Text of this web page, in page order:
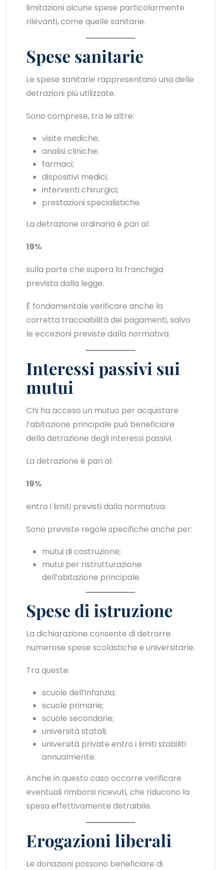
limitazioni alcune spese particolarmente
rilevanti, come quelle sanitarie.
Spese sanitarie
Le spese sanitarie rappresentano una delle
detrazioni più utilizzate.
Sono comprese, tra le altre:
visite mediche;
analisi cliniche;
farmaci;
dispositivi medici;
interventi chirurgici;
prestazioni specialistiche.
La detrazione ordinaria è pari al:
19%
sulla parte che supera la franchigia
prevista dalla legge.
È fondamentale verificare anche la
corretta tracciabilità dei pagamenti, salvo
le eccezioni previste dalla normativa.
Interessi passivi sui
mutui
Chi ha acceso un mutuo per acquistare
l’abitazione principale può beneficiare
della detrazione degli interessi passivi.
La detrazione è pari al:
19%
entro i limiti previsti dalla normativa.
Sono previste regole specifiche anche per:
mutui di costruzione;
mutui per ristrutturazione
dell’abitazione principale.
Spese di istruzione
La dichiarazione consente di detrarre
numerose spese scolastiche e universitarie.
Tra queste:
scuole dell’infanzia;
scuole primarie;
scuole secondarie;
università statali;
università private entro i limiti stabiliti
annualmente.
Anche in questo caso occorre verificare
eventuali rimborsi ricevuti, che riducono la
spesa effettivamente detraibile.
Erogazioni liberali
Le donazioni possono beneficiare di